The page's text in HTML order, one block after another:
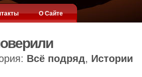
О Сайте
Всё подряд, Истории